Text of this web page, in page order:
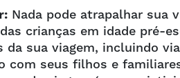
Nada pode atrapalhar sua
crianças em idade pré-
da sua viagem, incluindo
com seus filhos e